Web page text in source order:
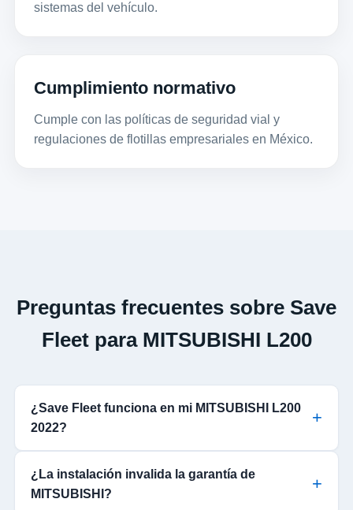
sistemas del vehículo.
Cumplimiento normativo
Cumple con las políticas de seguridad vial y
regulaciones de flotillas empresariales en México.
Preguntas frecuentes sobre Save
Fleet para MITSUBISHI L200
¿Save Fleet funciona en mi MITSUBISHI L200
2022?
¿La instalación invalida la garantía de
MITSUBISHI?